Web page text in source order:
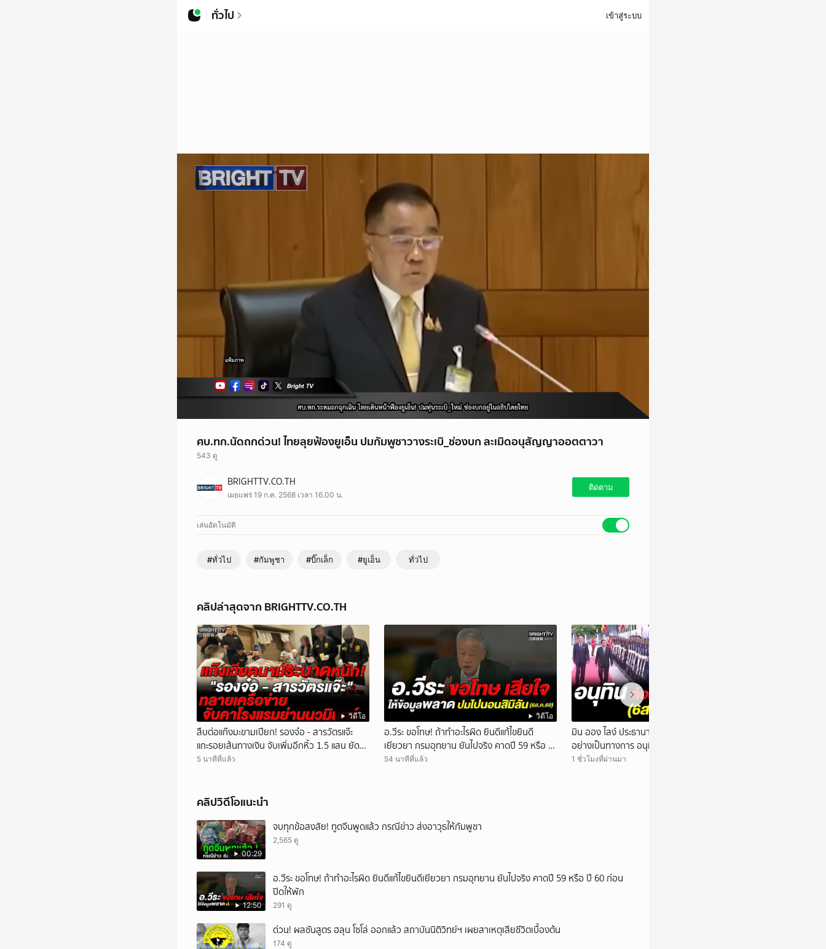
ทั่วไป เข้าสู่ระบบ
ศบ.ทก.นัดถกด่วน! ไทยลุยฟ้องยูเอ็น ปมกัมพูชาวางระเบิ_ช่องบก ละเมิดอนุสัญญาออตตาวา
543 ดู
BRIGHTTV.CO.TH
เผยแพร่ 19 ก.ค. 2568 เวลา 16.00 น.
ติดตาม
เล่นอัตโนมัติ
#ทั่วไป #กัมพูชา #บิ๊กเล็ก #ยูเอ็น ทั่วไป
คลิปล่าสุดจาก BRIGHTTV.CO.TH
วิดีโอ
สืบต่อแก๊งมะขามเปียก! รองจ๋อ - สารวัตรแจ๊ะ
แกะรอยเส้นทางเงิน จับเพิ่มอีกหิ้ว 1.5 แสน ยัด
สินบน
5 นาทีที่แล้ว
วิดีโอ
อ.วีระ ขอโทษ! ถ้าทำอะไรผิด ยินดีแก้ไขยินดี
เยียวยา กรมอุทยาน ยันไปจริง คาดปี 59 หรือ ปี
60 ก่อนปิดให้พัก
54 นาทีที่แล้ว
มิน ออง ไลง์ ประธานาธิบดีเมียนมา เยือนไทย
อย่างเป็นทางการ อนุทิน หนุนส่งเสริมสันติภาพ
เสถียรภาพชายแดน
1 ชั่วโมงที่ผ่านมา
คลิปวิดีโอแนะนำ
00:29
จบทุกข้อสงสัย! ทูตจีนพูดแล้ว กรณีข่าว ส่งอาวุธให้กัมพูชา
2,565 ดู
12:50
อ.วีระ ขอโทษ! ถ้าทำอะไรผิด ยินดีแก้ไขยินดีเยียวยา กรมอุทยาน ยันไปจริง คาดปี 59 หรือ ปี 60 ก่อน
ปิดให้พัก
291 ดู
ด่วน! ผลชันสูตร ฮลุน โซโล่ ออกแล้ว สถาบันนิติวิทย์ฯ เผยสาเหตุเสียชีวิตเบื้องต้น
174 ดู